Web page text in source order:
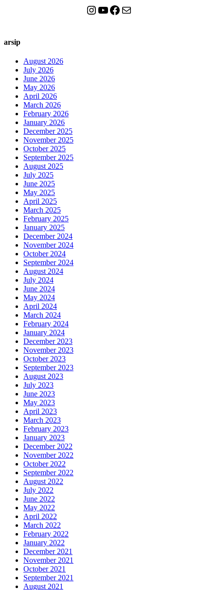
Instagram YouTube Facebook Mail
arsip
August 2026
July 2026
June 2026
May 2026
April 2026
March 2026
February 2026
January 2026
December 2025
November 2025
October 2025
September 2025
August 2025
July 2025
June 2025
May 2025
April 2025
March 2025
February 2025
January 2025
December 2024
November 2024
October 2024
September 2024
August 2024
July 2024
June 2024
May 2024
April 2024
March 2024
February 2024
January 2024
December 2023
November 2023
October 2023
September 2023
August 2023
July 2023
June 2023
May 2023
April 2023
March 2023
February 2023
January 2023
December 2022
November 2022
October 2022
September 2022
August 2022
July 2022
June 2022
May 2022
April 2022
March 2022
February 2022
January 2022
December 2021
November 2021
October 2021
September 2021
August 2021